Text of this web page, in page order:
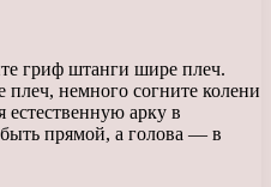
гриф штанги шире плеч.
немного согните колени
естественную арку в
прямой, а голова — в